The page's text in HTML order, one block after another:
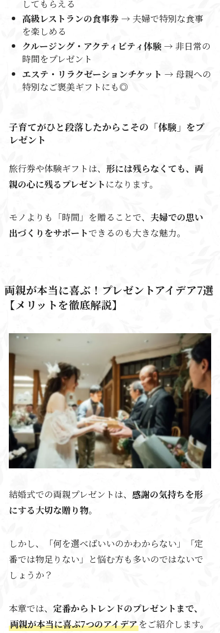
してもらえる
高級レストランの食事券 → 夫婦で特別な食事
を楽しめる
クルージング・アクティビティ体験→ 非日常の
時間をプレゼント
エステ・リラクゼーションチケット → 母親への
特別なご褒美ギフトにも◎
子育てがひと段落したからこその「体験」をプ
レゼント
旅行券や体験ギフトは、 形には残らなくても、両
親の心に残るプレゼントになります。
モノよりも「時間」を贈ることで、 夫婦での思い
出づくりをサポートできるのも大きな魅力。
両親が本当に喜ぶ！プレゼントアイデア7選
【メリットを徹底解説】
結婚式での両親プレゼントは、 感謝の気持ちを形
にする大切な贈り物。
しかし、「何を選べばいいのかわからない」「定
番では物足りない」と悩む方も多いのではないで
しょうか？
本章では、 定番からトレンドのプレゼントまで、
両親が本当に喜ぶ7つのアイデアをご紹介します。